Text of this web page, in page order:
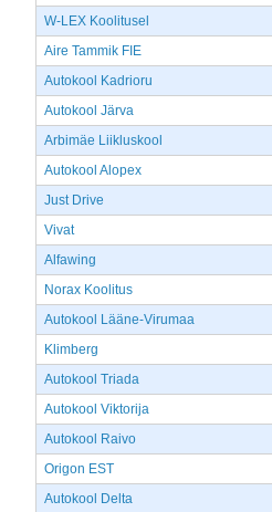
W-LEX Koolitusel
Aire Tammik FIE
Autokool Kadrioru
Autokool Järva
Arbimäe Liikluskool
Autokool Alopex
Just Drive
Vivat
Alfawing
Norax Koolitus
Autokool Lääne-Virumaa
Klimberg
Autokool Triada
Autokool Viktorija
Autokool Raivo
Origon EST
Autokool Delta